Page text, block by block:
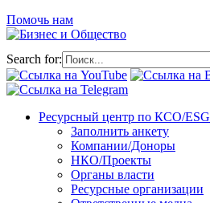
Помочь нам
Search for:
Перейти
содержимому
Ресурсный центр по КСО/ESG
Заполнить анкету
Компании/Доноры
НКО/Проекты
Органы власти
Ресурсные организации